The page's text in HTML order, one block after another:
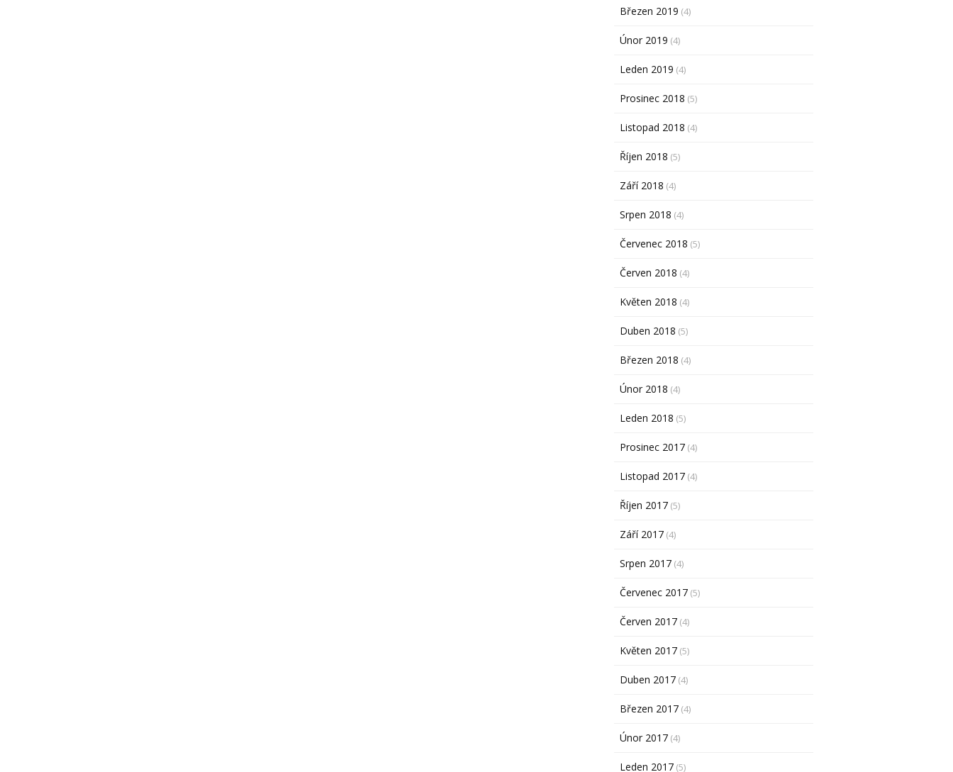
Březen 2019 (4)
Únor 2019 (4)
Leden 2019 (4)
Prosinec 2018 (5)
Listopad 2018 (4)
Říjen 2018 (5)
Září 2018 (4)
Srpen 2018 (4)
Červenec 2018 (5)
Červen 2018 (4)
Květen 2018 (4)
Duben 2018 (5)
Březen 2018 (4)
Únor 2018 (4)
Leden 2018 (5)
Prosinec 2017 (4)
Listopad 2017 (4)
Říjen 2017 (5)
Září 2017 (4)
Srpen 2017 (4)
Červenec 2017 (5)
Červen 2017 (4)
Květen 2017 (5)
Duben 2017 (4)
Březen 2017 (4)
Únor 2017 (4)
Leden 2017 (5)